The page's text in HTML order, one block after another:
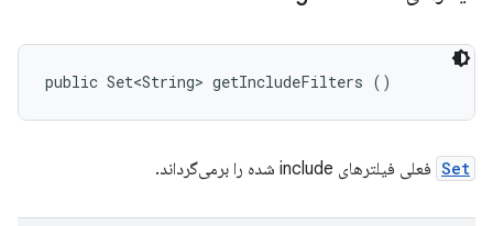
public Set<String> getIncludeFilters ()
Set فعلی فیلترهای include شده را برمی‌گرداند.